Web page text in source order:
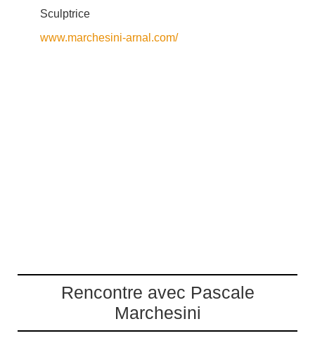
Sculptrice
www.marchesini-arnal.com/
Rencontre avec Pascale
Marchesini